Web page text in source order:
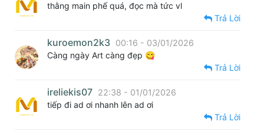
thằng main phế quá, đọc mà tức vl
Trả Lời
kuroemon2k3 00:16 - 03/01/2026
Càng ngày Art càng đẹp 😋
Trả Lời
ireliekis07 22:38 - 01/01/2026
tiếp đi ad ơi nhanh lên ad ơi
Trả Lời